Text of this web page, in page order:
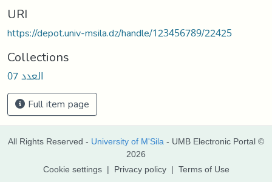
URI
https://depot.univ-msila.dz/handle/123456789/22425
Collections
العدد 07
Full item page
All Rights Reserved - University of M'Sila - UMB Electronic Portal ©
2026
Cookie settings | Privacy policy | Terms of Use